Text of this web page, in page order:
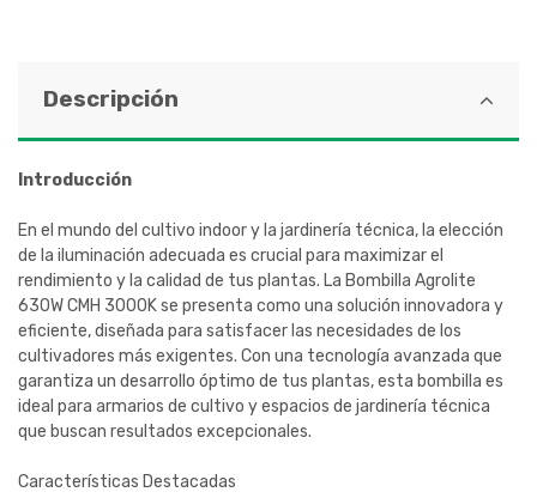
Descripción
Introducción
En el mundo del cultivo indoor y la jardinería técnica, la elección
de la iluminación adecuada es crucial para maximizar el
rendimiento y la calidad de tus plantas. La Bombilla Agrolite
630W CMH 3000K se presenta como una solución innovadora y
eficiente, diseñada para satisfacer las necesidades de los
cultivadores más exigentes. Con una tecnología avanzada que
garantiza un desarrollo óptimo de tus plantas, esta bombilla es
ideal para armarios de cultivo y espacios de jardinería técnica
que buscan resultados excepcionales.
Características Destacadas